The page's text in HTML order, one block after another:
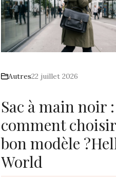
Autres22 juillet 2026
Sac à main noir :
comment
bon modèle
World